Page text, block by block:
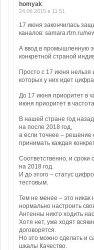
homyak:
24.06.2015 в 11:51
17 июня закончилась
каналов: samara.rtrn.ru/
А ввод в промышленную
конкретной страной
Просто с 17 июня нельзя
которых у них идет
До 17 июня приоритет в
июня приоритет в
В нашей стране год
на после 2018 год,
а если точнее – решение
принимать каждая
Соответственно, и
на 2018 год.
И до этого – статус
тестовым.
Тем не менее – это никак
нормально настроить
Антенны никто ходить
Хотя нет, уже ходят
договорятся.
Но это можно сделать и
шкалы Качество.